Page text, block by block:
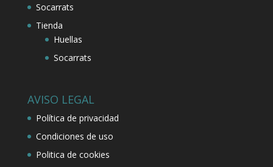
Socarrats
Tienda
Huellas
Socarrats
AVISO LEGAL
Política de privacidad
Condiciones de uso
Politica de cookies